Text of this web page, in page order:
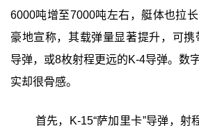
6000吨增至7000吨左右，艇体也拉
豪地宣称，其载弹量显著提升，可
导弹，或8枚射程更远的K-4导弹。数
实却很骨感。
首先，K-15“萨加里卡”导弹，射